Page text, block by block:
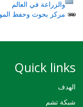
والزراعة في العالم
مركز بحوث وحفظ
Quick links
الهدف
شبكة تشم